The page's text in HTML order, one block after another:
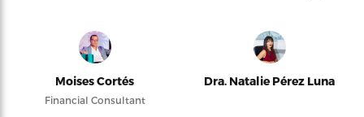
Moises Cortés
Financial Consultant
Dra. Natalie Pérez Luna